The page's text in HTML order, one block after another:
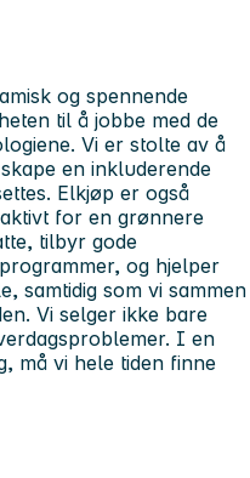
og spennende
til å jobbe med de
Vi er stolte av å
en inkluderende
Elkjøp er også
for en grønnere
tilbyr gode
og hjelper
samtidig som vi sammen
Vi selger ikke bare
I en
må vi hele tiden finne